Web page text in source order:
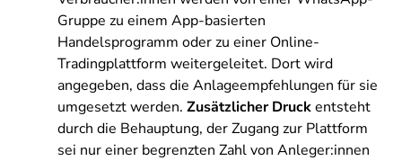
Gruppe zu einem App-basierten
Handelsprogramm oder zu einer Online-
Tradingplattform weitergeleitet. Dort wird
angegeben, dass die Anlageempfehlungen für sie
umgesetzt werden. Zusätzlicher Druckentsteht
durch die Behauptung, der Zugang zur Plattform
sei nur einer begrenzten Zahl von Anleger:innen